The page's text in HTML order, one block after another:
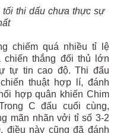
thi dấu chưa thực sự
chiếm quá nhiều tỉ lệ
chiến thắng đối thủ lớn
tự tin cao độ. Thi đấu
thuật hợp lí, đánh
hợp quân khiến Chim
C đấu cuối cùng,
mãn nhãn vởi tỉ số 3-2
này cũng đã đánh